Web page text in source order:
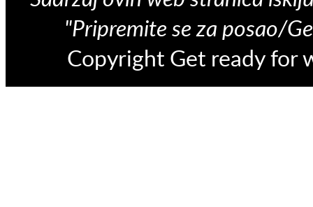
"Pripremite se za posao/
Copyright Get ready for